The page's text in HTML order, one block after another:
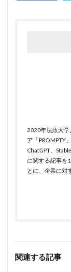
2020年法政大学
ア「PROMPTY
ChatGPT、
に関する記事を
とに、企業に対
関連する記事